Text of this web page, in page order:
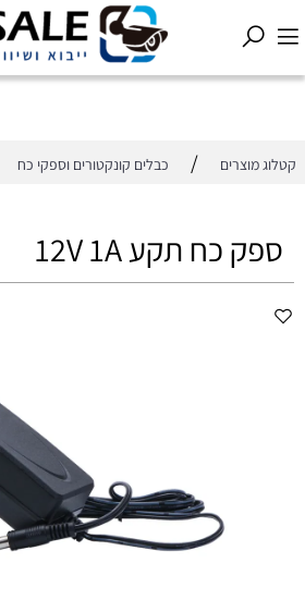
קטלוג מוצרים / כבלים קונקטורים וספקי כח
ספק כח תקע 12V 1A